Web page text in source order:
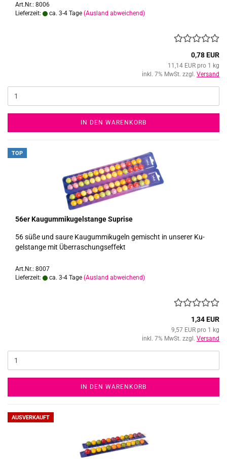
Art.Nr.: 8006
Lieferzeit:
ca. 3-4 Tage (Ausland abweichend)
0,78 EUR
11,14 EUR pro 1 kg
inkl. 7% MwSt. zzgl. Versand
IN DEN WARENKORB
TOP
56er Kau­gum­mi­ku­gel­stan­ge Su­pri­se
56 süße und saure Kau­gum­mi­ku­geln ge­mischt in un­se­rer Ku­
gel­stan­ge mit Über­ra­schungs­ef­fekt
Art.Nr.: 8007
Lieferzeit:
ca. 3-4 Tage (Ausland abweichend)
1,34 EUR
9,57 EUR pro 1 kg
inkl. 7% MwSt. zzgl. Versand
IN DEN WARENKORB
AUSVERKAUFT